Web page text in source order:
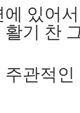
있어
기 찬
관적